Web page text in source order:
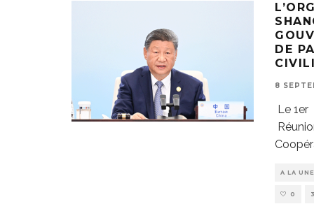
DE
8
Le 1er
A LA UNE
0